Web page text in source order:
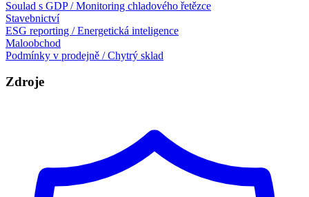
Soulad s GDP / Monitoring chladového řetězce
Stavebnictví
ESG reporting / Energetická inteligence
Maloobchod
Podmínky v prodejně / Chytrý sklad
Zdroje